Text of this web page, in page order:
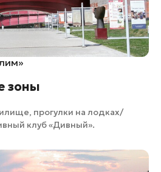
зоны
прогулки на лодках/
клуб «Дивный».